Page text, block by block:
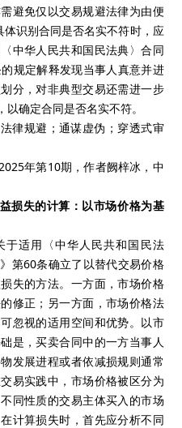
避免仅以交易规避法律为由便
体识别合同是否名实不符时，应
中华人民共和国民法典〉合同
规定解释发现当事人真意并进
分，对非典型交易还需进一步
确定合同是否名实不符。
律规避；通谋虚伪；穿透式审
年第10期，作者阙梓冰，中
损失的计算：以市场价格为基
于适用〈中华人民共和国民法
第60条确立了以替代交易价格
失的方法。一方面，市场价格
修正；另一方面，市场价格法
忽视的适用空间和优势。以市
是，买卖合同中的一方当事人
发展进程或者依减损规则通常
易实践中，市场价格被区分为
同性质的交易主体买入的市场
计算损失时，首先应分析不同